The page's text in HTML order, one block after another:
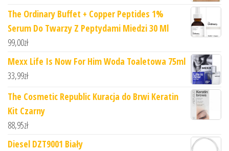
The Ordinary Buffet + Copper Peptides 1%
Serum Do Twarzy Z Peptydami Miedzi 30 Ml
99,00zł
Mexx Life Is Now For Him Woda Toaletowa 75ml
33,99zł
The Cosmetic Republic Kuracja do Brwi Keratin
Kit Czarny
88,95zł
Diesel DZT9001 Biały